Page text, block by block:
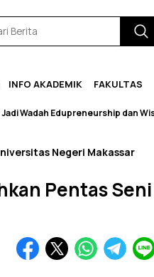
INFO AKADEMIK FAKULTAS
Edupreneurship dan Wisata
Negeri Makassar
Pentas Seni